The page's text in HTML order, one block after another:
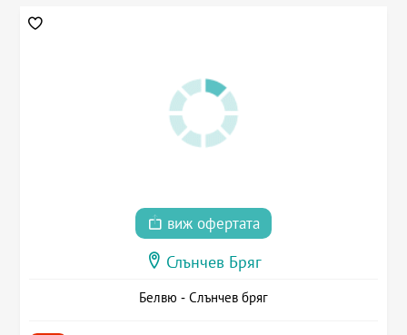
виж офертата
Слънчев Бряг
Белвю - Слънчев бряг